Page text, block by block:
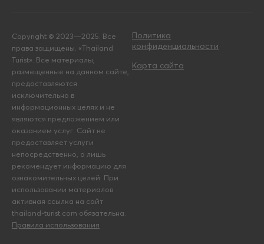
Copyright © 2023—2025. Все
права защищены. «Thailand
Turist». Все материалы,
размещенные на данном сайте,
предоставляются
исключительно в
информационных целях и не
являются предложением или
оказанием услуг. Сайт не
предоставляет услуги
непосредственно, а лишь
рекомендует информацию для
ознакомительных целей. При
использовании материалов
активная ссылка на сайт
thailand-turist.com обязательна.
Правила использования
Политика
конфиденциальности
Карта сайта